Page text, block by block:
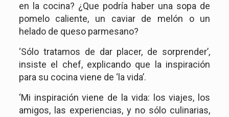
en la cocina? ¿Que podría haber una sopa de
pomelo caliente, un caviar de melón o un
helado de queso parmesano?
‘Sólo tratamos de dar placer, de sorprender’,
insiste el chef, explicando que la inspiración
para su cocina viene de ‘la vida’.
‘Mi inspiración viene de la vida: los viajes, los
amigos, las experiencias, y no sólo culinarias,